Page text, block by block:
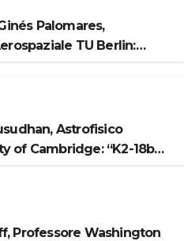
Palomares,
TU Berlin:
Astrofisico
of Cambridge: “K2-18b
Professore Washington